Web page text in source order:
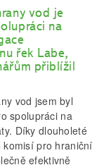
vod je
na
řek Labe,
přiblížil
vod jsem byl
spolupráci na
Díky dlouholeté
pro hraniční
efektivně